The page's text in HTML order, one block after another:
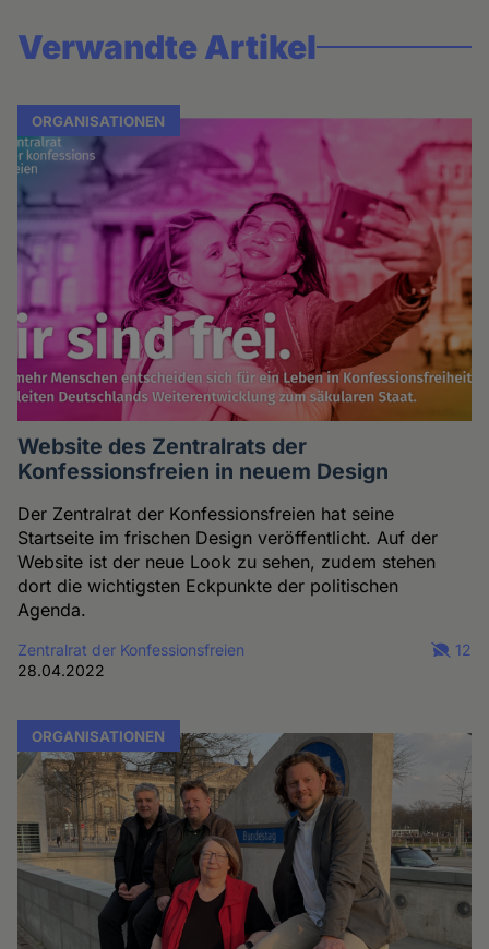
Verwandte Artikel
ORGANISATIONEN
Website des Zentralrats der
Konfessionsfreien in neuem Design
Der Zentralrat der Konfessionsfreien hat seine
Startseite im frischen Design veröffentlicht. Auf der
Website ist der neue Look zu sehen, zudem stehen
dort die wichtigsten Eckpunkte der politischen
Agenda.
Zentralrat der Konfessionsfreien
28.04.2022
12
ORGANISATIONEN